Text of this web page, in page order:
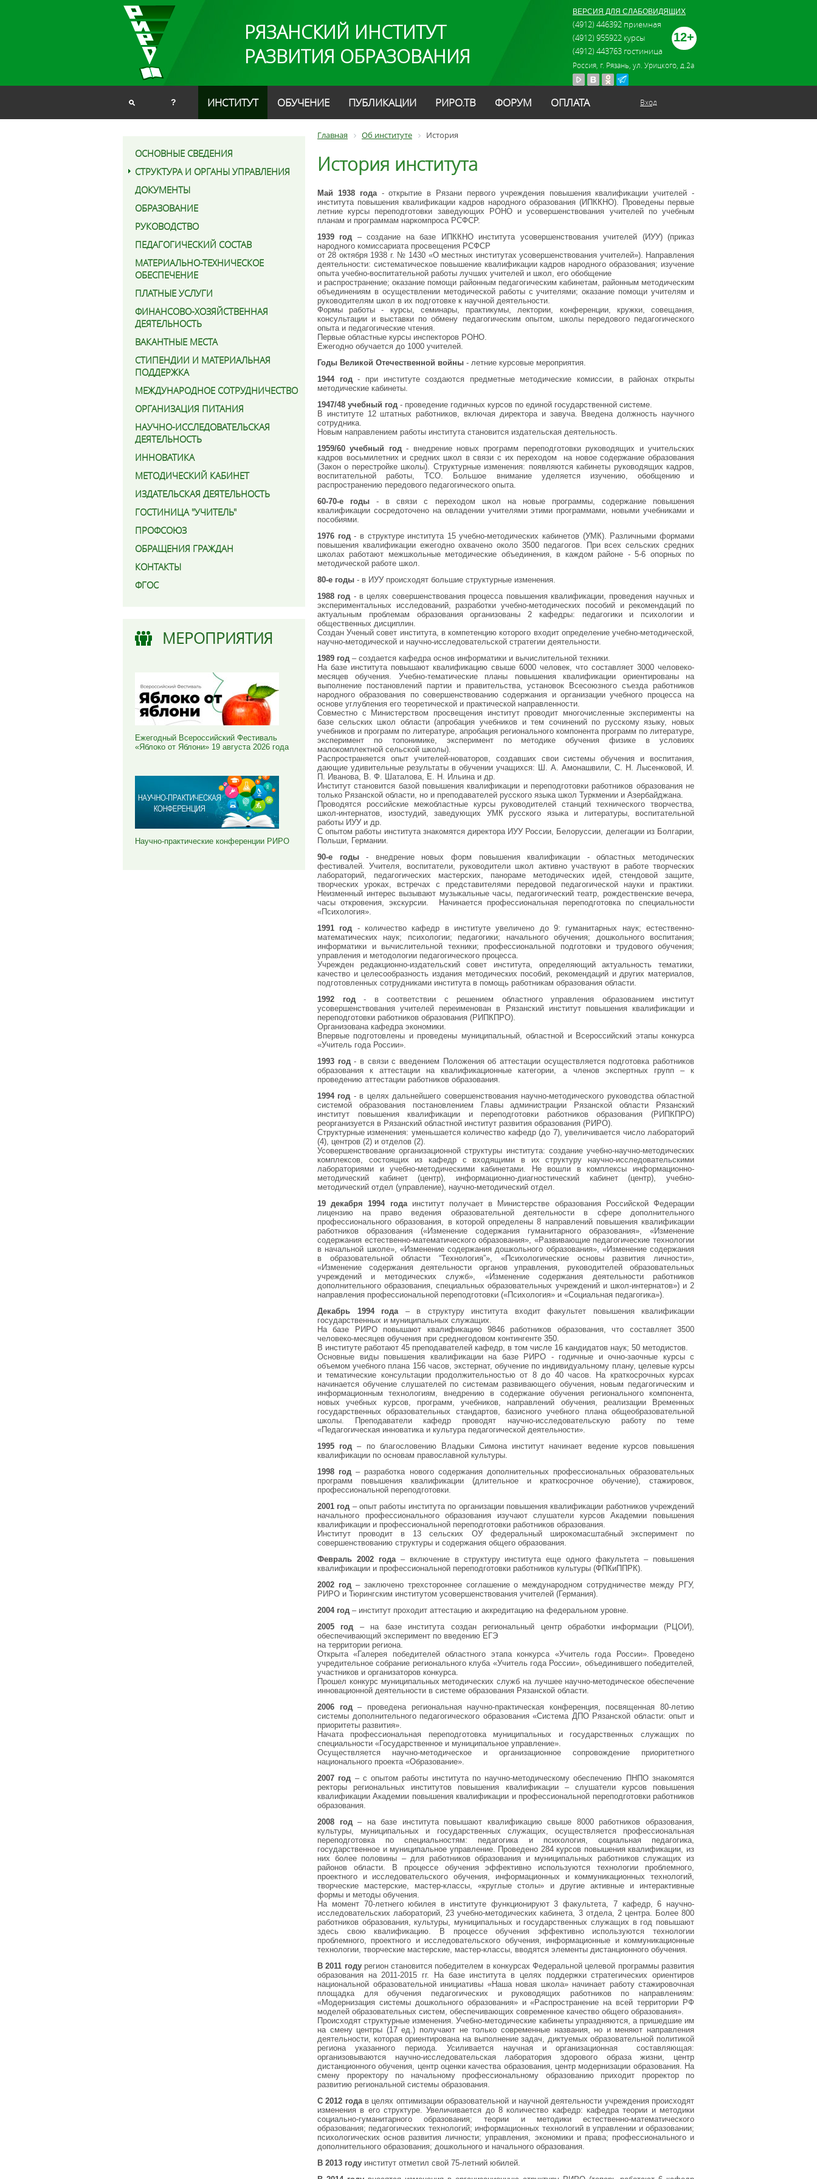
РЯЗАНСКИЙ ИНСТИТУТ
РАЗВИТИЯ ОБРАЗОВАНИЯ
12+
ВЕРСИЯ ДЛЯ СЛАБОВИДЯЩИХ
(4912) 446392 приемная
(4912) 955922 курсы
(4912) 443763 гостиница
Россия, г. Рязань, ул. Урицкого, д.2а
? ИНСТИТУТ ОБУЧЕНИЕ ПУБЛИКАЦИИ РИРО.ТВ ФОРУМ ОПЛАТА Вход
ОСНОВНЫЕ СВЕДЕНИЯ
СТРУКТУРА И ОРГАНЫ УПРАВЛЕНИЯ
ДОКУМЕНТЫ
ОБРАЗОВАНИЕ
РУКОВОДСТВО
ПЕДАГОГИЧЕСКИЙ СОСТАВ
МАТЕРИАЛЬНО-ТЕХНИЧЕСКОЕ
ОБЕСПЕЧЕНИЕ
ПЛАТНЫЕ УСЛУГИ
ФИНАНСОВО-ХОЗЯЙСТВЕННАЯ
ДЕЯТЕЛЬНОСТЬ
ВАКАНТНЫЕ МЕСТА
СТИПЕНДИИ И МАТЕРИАЛЬНАЯ
ПОДДЕРЖКА
МЕЖДУНАРОДНОЕ СОТРУДНИЧЕСТВО
ОРГАНИЗАЦИЯ ПИТАНИЯ
НАУЧНО-ИССЛЕДОВАТЕЛЬСКАЯ
ДЕЯТЕЛЬНОСТЬ
ИННОВАТИКА
МЕТОДИЧЕСКИЙ КАБИНЕТ
ИЗДАТЕЛЬСКАЯ ДЕЯТЕЛЬНОСТЬ
ГОСТИНИЦА "УЧИТЕЛЬ"
ПРОФСОЮЗ
ОБРАЩЕНИЯ ГРАЖДАН
КОНТАКТЫ
ФГОС
МЕРОПРИЯТИЯ
Ежегодный Всероссийский Фестиваль
«Яблоко от Яблони» 19 августа 2026 года
Научно-практические конференции РИРО
Главная Об институте История
История института
Май 1938 года- открытие в Рязани первого учреждения повышения квалификации учителей -
института повышения квалификации кадров народного образования (ИПККНО). Проведены первые
летние курсы переподготовки заведующих РОНО и усовершенствования учителей по учебным
планам и программам наркомпроса РСФСР.
1939 год – создание на базе ИПККНО института усовершенствования учителей (ИУУ) (приказ
народного комиссариата просвещения РСФСР
от 28 октября 1938 г. № 1430 «О местных институтах усовершенствования учителей»). Направления
деятельности: систематическое повышение квалификации кадров народного образования; изучение
опыта учебно-воспитательной работы лучших учителей и школ, его обобщение
и распространение; оказание помощи районным педагогическим кабинетам, районным методическим
объединениям в осуществлении методической работы с учителями; оказание помощи учителям и
руководителям школ в их подготовке к научной деятельности.
Формы работы - курсы, семинары, практикумы, лектории, конференции, кружки, совещания,
консультации и выставки по обмену педагогическим опытом, школы передового педагогического
опыта и педагогические чтения.
Первые областные курсы инспекторов РОНО.
Ежегодно обучается до 1000 учителей.
Годы Великой Отечественной войны - летние курсовые мероприятия.
1944 год- при институте создаются предметные методические комиссии, в районах открыты
методические кабинеты.
1947/48 учебный год - проведение годичных курсов по единой государственной системе.
В институте 12 штатных работников, включая директора и завуча. Введена должность научного
сотрудника.
Новым направлением работы института становится издательская деятельность.
1959/60 учебный год- внедрение новых программ переподготовки руководящих и учительских
кадров восьмилетних и средних школ в связи с их переходом на новое содержание образования
(Закон о перестройке школы). Структурные изменения: появляются кабинеты руководящих кадров,
воспитательной работы, ТСО. Большое внимание уделяется изучению, обобщению и
распространению передового педагогического опыта.
60-70-е годы - в связи с переходом школ на новые программы, содержание повышения
квалификации сосредоточено на овладении учителями этими программами, новыми учебниками и
пособиями.
1976 год- в структуре института 15 учебно-методических кабинетов (УМК). Различными формами
повышения квалификации ежегодно охвачено около 3500 педагогов. При всех сельских средних
школах работают межшкольные методические объединения, в каждом районе - 5-6 опорных по
методической работе школ.
80-е годы - в ИУУ происходят большие структурные изменения.
1988 год - в целях совершенствования процесса повышения квалификации, проведения научных и
экспериментальных исследований, разработки учебно-методических пособий и рекомендаций по
актуальным проблемам образования организованы 2 кафедры: педагогики и психологии и
общественных дисциплин.
Создан Ученый совет института, в компетенцию которого входит определение учебно-методической,
научно-методической и научно-исследовательской стратегии деятельности.
1989 год – создается кафедра основ информатики и вычислительной техники.
На базе института повышают квалификацию свыше 6000 человек, что составляет 3000 человеко-
месяцев обучения. Учебно-тематические планы повышения квалификации ориентированы на
выполнение постановлений партии и правительства, установок Всесоюзного съезда работников
народного образования по совершенствованию содержания и организации учебного процесса на
основе углубления его теоретической и практической направленности.
Совместно с Министерством просвещения институт проводит многочисленные эксперименты на
базе сельских школ области (апробация учебников и тем сочинений по русскому языку, новых
учебников и программ по литературе, апробация регионального компонента программ по литературе,
эксперимент по топонимике, эксперимент по методике обучения физике в условиях
малокомплектной сельской школы).
Распространяется опыт учителей-новаторов, создавших свои системы обучения и воспитания,
дающие удивительные результаты в обучении учащихся: Ш. А. Амонашвили, С. Н. Лысенковой, И.
П. Иванова, В. Ф. Шаталова, Е. Н. Ильина и др.
Институт становится базой повышения квалификации и переподготовки работников образования не
только Рязанской области, но и преподавателей русского языка школ Туркмении и Азербайджана.
Проводятся российские межобластные курсы руководителей станций технического творчества,
школ-интернатов, изостудий, заведующих УМК русского языка и литературы, воспитательной
работы ИУУ и др.
С опытом работы института знакомятся директора ИУУ России, Белоруссии, делегации из Болгарии,
Польши, Германии.
90-е годы- внедрение новых форм повышения квалификации - областных методических
фестивалей. Учителя, воспитатели, руководители школ активно участвуют в работе творческих
лабораторий, педагогических мастерских, панораме методических идей, стендовой защите,
творческих уроках, встречах с представителями передовой педагогической науки и практики.
Неизменный интерес вызывают музыкальные часы, педагогический театр, рождественские вечера,
часы откровения, экскурсии. Начинается профессиональная переподготовка по специальности
«Психология».
1991 год - количество кафедр в институте увеличено до 9: гуманитарных наук; естественно-
математических наук; психологии; педагогики; начального обучения; дошкольного воспитания;
информатики и вычислительной техники; профессиональной подготовки и трудового обучения;
управления и методологии педагогического процесса.
Учрежден редакционно-издательский совет института, определяющий актуальность тематики,
качество и целесообразность издания методических пособий, рекомендаций и других материалов,
подготовленных сотрудниками института в помощь работникам образования области.
1992 год- в соответствии с решением областного управления образованием институт
усовершенствования учителей переименован в Рязанский институт повышения квалификации и
переподготовки работников образования (РИПКПРО).
Организована кафедра экономики.
Впервые подготовлены и проведены муниципальный, областной и Всероссийский этапы конкурса
«Учитель года России».
1993 год- в связи с введением Положения об аттестации осуществляется подготовка работников
образования к аттестации на квалификационные категории, а членов экспертных групп – к
проведению аттестации работников образования.
1994 год - в целях дальнейшего совершенствования научно-методического руководства областной
системой образования постановлением Главы администрации Рязанской области Рязанский
институт повышения квалификации и переподготовки работников образования (РИПКПРО)
реорганизуется в Рязанский областной институт развития образования (РИРО).
Структурные изменения: уменьшается количество кафедр (до 7), увеличивается число лабораторий
(4), центров (2) и отделов (2).
Усовершенствование организационной структуры института: создание учебно-научно-методических
комплексов, состоящих из кафедр с входящими в их структуру научно-исследовательскими
лабораториями и учебно-методическими кабинетами. Не вошли в комплексы информационно-
методический кабинет (центр), информационно-диагностический кабинет (центр), учебно-
методический отдел (управление), научно-методический отдел.
19 декабря 1994 годаинститут получает в Министерстве образования Российской Федерации
лицензию на право ведения образовательной деятельности в сфере дополнительного
профессионального образования, в которой определены 8 направлений повышения квалификации
работников образования («Изменение содержания гуманитарного образования», «Изменение
содержания естественно-математического образования», «Развивающие педагогические технологии
в начальной школе», «Изменение содержания дошкольного образования», «Изменение содержания
в образовательной области “Технология”», «Психологические основы развития личности»,
«Изменение содержания деятельности органов управления, руководителей образовательных
учреждений и методических служб», «Изменение содержания деятельности работников
дополнительного образования, специальных образовательных учреждений и школ-интернатов») и 2
направления профессиональной переподготовки («Психология» и «Социальная педагогика»).
Декабрь 1994 года – в структуру института входит факультет повышения квалификации
государственных и муниципальных служащих.
На базе РИРО повышают квалификацию 9846 работников образования, что составляет 3500
человеко-месяцев обучения при среднегодовом контингенте 350.
В институте работают 45 преподавателей кафедр, в том числе 16 кандидатов наук; 50 методистов.
Основные виды повышения квалификации на базе РИРО - годичные и очно-заочные курсы с
объемом учебного плана 156 часов, экстернат, обучение по индивидуальному плану, целевые курсы
и тематические консультации продолжительностью от 8 до 40 часов. На краткосрочных курсах
начинается обучение слушателей по системам развивающего обучения, новым педагогическим и
информационным технологиям, внедрению в содержание обучения регионального компонента,
новых учебных курсов, программ, учебников, направлений обучения, реализации Временных
государственных образовательных стандартов, базисного учебного плана общеобразовательной
школы. Преподаватели кафедр проводят научно-исследовательскую работу по теме
«Педагогическая инноватика и культура педагогической деятельности».
1995 год – по благословению Владыки Симона институт начинает ведение курсов повышения
квалификации по основам православной культуры.
1998 год – разработка нового содержания дополнительных профессиональных образовательных
программ повышения квалификации (длительное и краткосрочное обучение), стажировок,
профессиональной переподготовки.
2001 год – опыт работы института по организации повышения квалификации работников учреждений
начального профессионального образования изучают слушатели курсов Академии повышения
квалификации и профессиональной переподготовки работников образования.
Институт проводит в 13 сельских ОУ федеральный широкомасштабный эксперимент по
совершенствованию структуры и содержания общего образования.
Февраль 2002 года– включение в структуру института еще одного факультета – повышения
квалификации и профессиональной переподготовки работников культуры (ФПКиППРК).
2002 год – заключено трехстороннее соглашение о международном сотрудничестве между РГУ,
РИРО и Тюрингским институтом усовершенствования учителей (Германия).
2004 год – институт проходит аттестацию и аккредитацию на федеральном уровне.
2005 год – на базе института создан региональный центр обработки информации (РЦОИ),
обеспечивающий эксперимент по введению ЕГЭ
на территории региона.
Открыта «Галерея победителей областного этапа конкурса «Учитель года России». Проведено
учредительное собрание регионального клуба «Учитель года России», объединившего победителей,
участников и организаторов конкурса.
Прошел конкурс муниципальных методических служб на лучшее научно-методическое обеспечение
инновационной деятельности в системе образования Рязанской области.
2006 год– проведена региональная научно-практическая конференция, посвященная 80-летию
системы дополнительного педагогического образования «Система ДПО Рязанской области: опыт и
приоритеты развития».
Начата профессиональная переподготовка муниципальных и государственных служащих по
специальности «Государственное и муниципальное управление».
Осуществляется научно-методическое и организационное сопровождение приоритетного
национального проекта «Образование».
2007 год – с опытом работы института по научно-методическому обеспечению ПНПО знакомятся
ректоры региональных институтов повышения квалификации – слушатели курсов повышения
квалификации Академии повышения квалификации и профессиональной переподготовки работников
образования.
2008 год– на базе института повышают квалификацию свыше 8000 работников образования,
культуры, муниципальных и государственных служащих, осуществляется профессиональная
переподготовка по специальностям: педагогика и психология, социальная педагогика,
государственное и муниципальное управление. Проведено 284 курсов повышения квалификации, из
них более половины – для работников образования и муниципальных работников служащих из
районов области. В процессе обучения эффективно используются технологии проблемного,
проектного и исследовательского обучения, информационных и коммуникационных технологий,
творческие мастерские, мастер-классы, «круглые столы» и другие активные и интерактивные
формы и методы обучения.
На момент 70-летнего юбилея в институте функционируют 3 факультета, 7 кафедр, 6 научно-
исследовательских лабораторий, 23 учебно-методических кабинета, 3 отдела, 2 центра. Более 800
работников образования, культуры, муниципальных и государственных служащих в год повышают
здесь свою квалификацию. В процессе обучения эффективно используются технологии
проблемного, проектного и исследовательского обучения, информационные и коммуникационные
технологии, творческие мастерские, мастер-классы, вводятся элементы дистанционного обучения.
В 2011 годурегион становится победителем в конкурсах Федеральной целевой программы развития
образования на 2011-2015 гг. На базе института в целях поддержки стратегических ориентиров
национальной образовательной инициативы «Наша новая школа» начинает работу стажировочная
площадка для обучения педагогических и руководящих работников по направлениям:
«Модернизация системы дошкольного образования» и «Распространение на всей территории РФ
моделей образовательных систем, обеспечивающих современное качество общего образования».
Происходят структурные изменения. Учебно-методические кабинеты упраздняются, а пришедшие им
на смену центры (17 ед.) получают не только современные названия, но и меняют направления
деятельности, которая ориентирована на выполнение задач, диктуемых образовательной политикой
региона указанного периода. Усиливается научная и организационная составляющая:
организовываются научно-исследовательская лаборатория здорового образа жизни, центр
дистанционного обучения, центр оценки качества образования, центр модернизации образования. На
смену проректору по начальному профессиональному образованию приходит проректор по
развитию региональной системы образования.
С 2012 годав целях оптимизации образовательной и научной деятельности учреждения происходят
изменения в его структуре. Увеличивается до 8 количество кафедр: кафедра теории и методики
социально-гуманитарного образования; теории и методики естественно-математического
образования; педагогических технологий; информационных технологий в управлении и образовании;
психологических основ развития личности; управления, экономики и права; профессионального и
дополнительного образования; дошкольного и начального образования.
В 2013 году институт отметил свой 75-летний юбилей.